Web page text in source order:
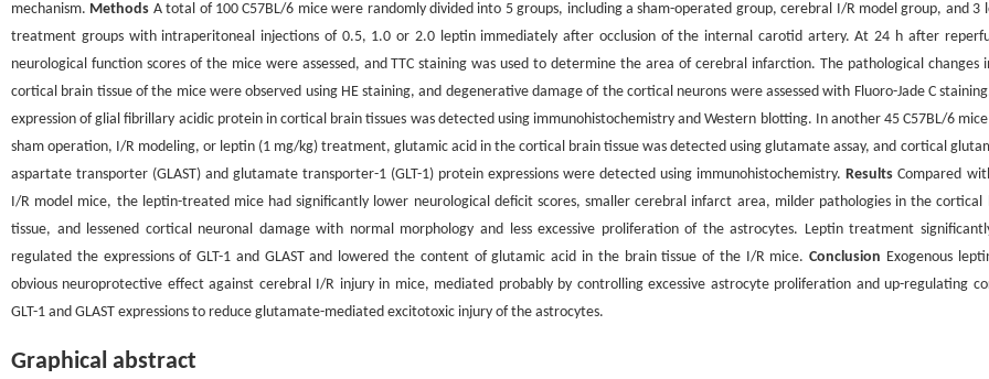
mechanism. Methods A total of 100 C57BL/6 mice were randomly divided into 5 groups, including a sham-operated group, cerebral I/R model group, and 3
treatment groups with intraperitoneal injections of 0.5, 1.0 or 2.0 leptin immediately after occlusion of the internal carotid artery. At 24 h after
neurological function scores of the mice were assessed, and TTC staining was used to determine the area of cerebral infarction. The pathological changes
cortical brain tissue of the mice were observed using HE staining, and degenerative damage of the cortical neurons were assessed with Fluoro-Jade C
expression of glial fibrillary acidic protein in cortical brain tissues was detected using immunohistochemistry and Western blotting. In another 45 C57BL/6
sham operation, I/R modeling, or leptin (1 mg/kg) treatment, glutamic acid in the cortical brain tissue was detected using glutamate assay, and cortical
aspartate transporter (GLAST) and glutamate transporter-1 (GLT-1) protein expressions were detected using immunohistochemistry.Results Compared
I/R model mice, the leptin-treated mice had significantly lower neurological deficit scores, smaller cerebral infarct area, milder pathologies in the cortical
tissue, and lessened cortical neuronal damage with normal morphology and less excessive proliferation of the astrocytes. Leptin treatment
regulated the expressions of GLT-1 and GLAST and lowered the content of glutamic acid in the brain tissue of the I/R mice.Conclusion Exogenous
obvious neuroprotective effect against cerebral I/R injury in mice, mediated probably by controlling excessive astrocyte proliferation and up-regulating
GLT-1 and GLAST expressions to reduce glutamate-mediated excitotoxic injury of the astrocytes.
Graphical abstract